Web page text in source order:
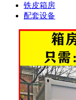
铁皮箱房
配套设备